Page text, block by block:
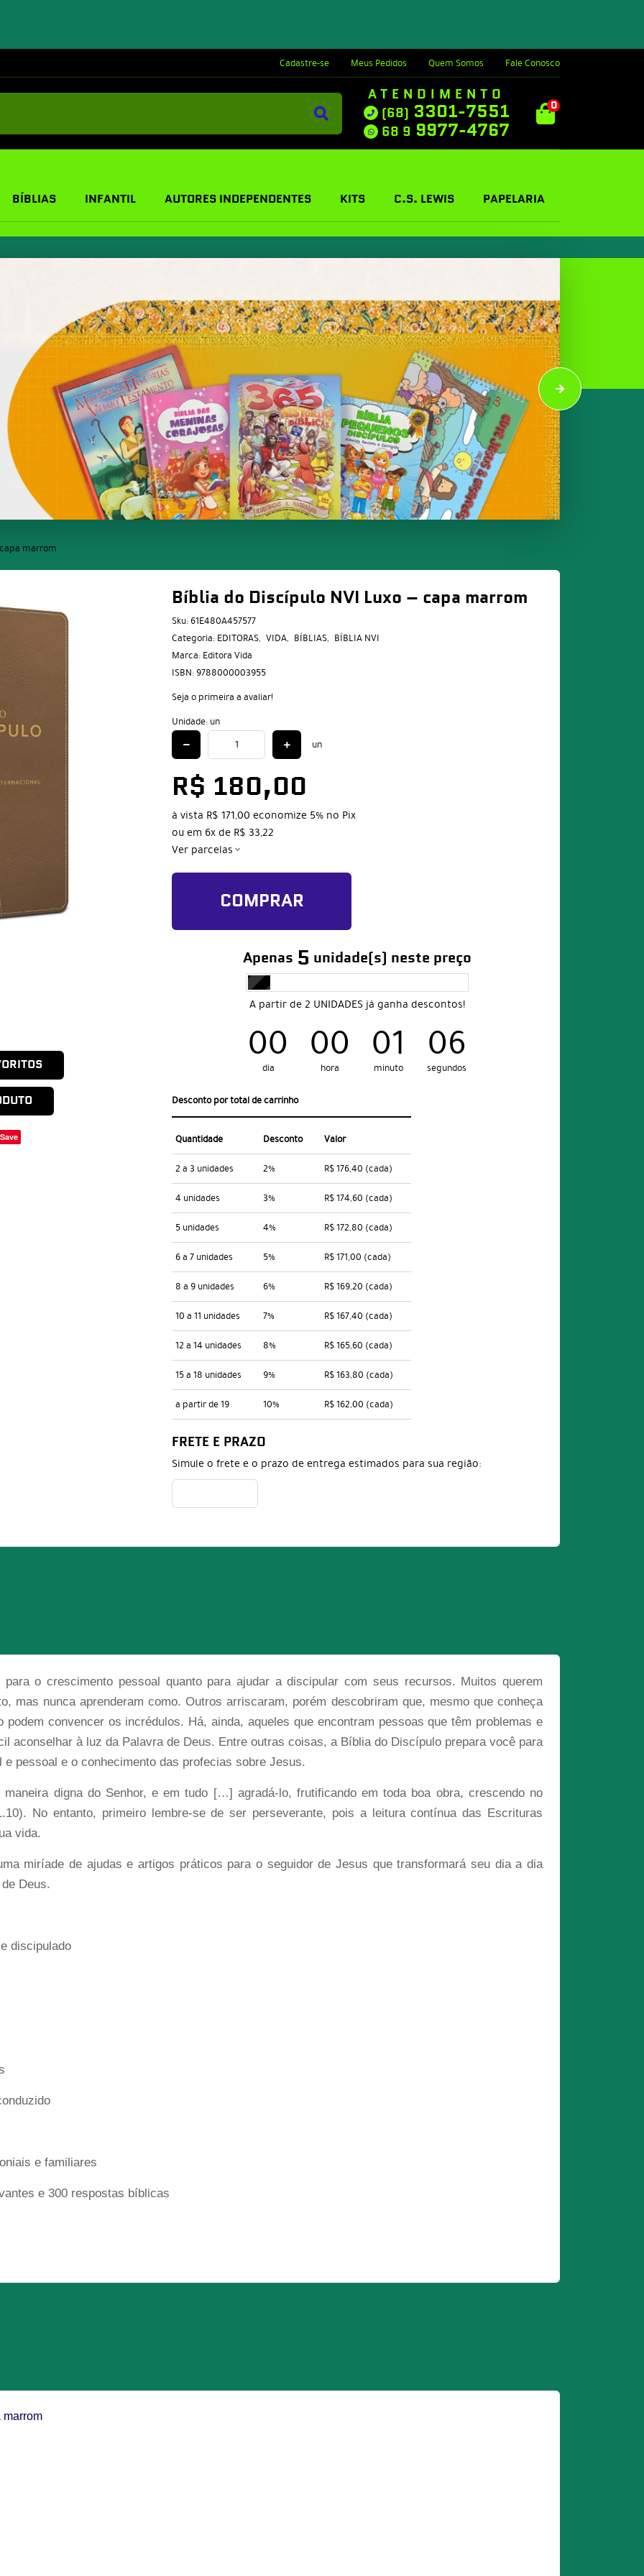
Cadastre-se Meus Pedidos Quem Somos Fale Conosco
ATENDIMENTO
(68) 3301-7551
68 9 9977-4767
0
BÍBLIAS INFANTIL AUTORES INDEPENDENTES KITS C.S. LEWIS PAPELARIA
marrom
Save
Bíblia do Discípulo NVI Luxo – capa marrom
Sku: 61E480A457577
Categoria: EDITORAS VIDA BÍBLIAS BÍBLIA NVI
Marca: Editora Vida
ISBN: 9788000003955
Seja o primeira a avaliar!
Unidade: un
un
R$ 180,00
à vista R$ 171,00 economize 5% no Pix
ou em 6xde R$ 33,22
Ver parcelas
COMPRAR
Apenas 5 unidade(s) neste preço
A partir de 2 UNIDADES já ganha descontos!
00
dia 00
hora 01
minuto 05
segundos
Desconto por total de carrinho
Quantidade Desconto Valor
2 a 3 unidades 2% R$ 176,40 (cada)
4 unidades 3% R$ 174,60 (cada)
5 unidades 4% R$ 172,80 (cada)
6 a 7 unidades 5% R$ 171,00 (cada)
8 a 9 unidades 6% R$ 169,20 (cada)
10 a 11 unidades 7% R$ 167,40 (cada)
12 a 14 unidades 8% R$ 165,60 (cada)
15 a 18 unidades 9% R$ 163,80 (cada)
a partir de 19 10% R$ 162,00 (cada)
FRETE E PRAZO
Simule o frete e o prazo de entrega estimados para sua região:
o crescimento pessoal quanto para ajudar a discipular com seus recursos. Muitos querem
mas nunca aprenderam como. Outros arriscaram, porém descobriram que, mesmo que conheça
convencer os incrédulos. Há, ainda, aqueles que encontram pessoas que têm problemas e
aconselhar à luz da Palavra de Deus. Entre outras coisas, a Bíblia do Discípulo prepara você para
pessoal e o conhecimento das profecias sobre Jesus.
digna do Senhor, e em tudo […] agradá-lo, frutificando em toda boa obra, crescendo no
No entanto, primeiro lembre-se de ser perseverante, pois a leitura contínua das Escrituras
vida.
miríade de ajudas e artigos práticos para o seguidor de Jesus que transformará seu dia a dia
Deus.
discipulado
e familiares
e 300 respostas bíblicas
marrom